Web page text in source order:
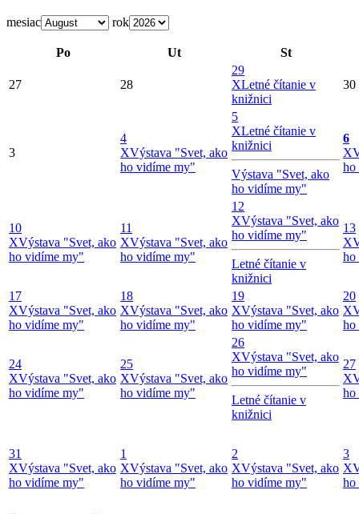
mesiac rok
Po Ut St
27 28
29
XLetné čítanie v
knižnici
30
3
4
XVýstava "Svet, ako
ho vidíme my"
5
XLetné čítanie v
knižnici
Výstava "Svet, ako
ho vidíme my"
6
X
ho
10
XVýstava "Svet, ako
ho vidíme my"
11
XVýstava "Svet, ako
ho vidíme my"
12
XVýstava "Svet, ako
ho vidíme my"
Letné čítanie v
knižnici
13
X
ho
17
XVýstava "Svet, ako
ho vidíme my"
18
XVýstava "Svet, ako
ho vidíme my"
19
XVýstava "Svet, ako
ho vidíme my"
20
X
ho
24
XVýstava "Svet, ako
ho vidíme my"
25
XVýstava "Svet, ako
ho vidíme my"
26
XVýstava "Svet, ako
ho vidíme my"
Letné čítanie v
knižnici
27
X
ho
31
XVýstava "Svet, ako
ho vidíme my"
1
XVýstava "Svet, ako
ho vidíme my"
2
XVýstava "Svet, ako
ho vidíme my"
3
X
ho